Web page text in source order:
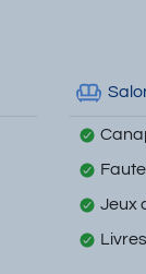
Jeux
Livres